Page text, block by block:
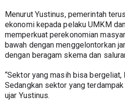
Menurut Yustinus, pemerintah
ekonomi kepada pelaku UMKM
memperkuat perekonomian
bawah dengan menggelontorkan
dengan beragam skema dan
“Sektor yang masih bisa
Sedangkan sektor yang
ujar Yustinus.